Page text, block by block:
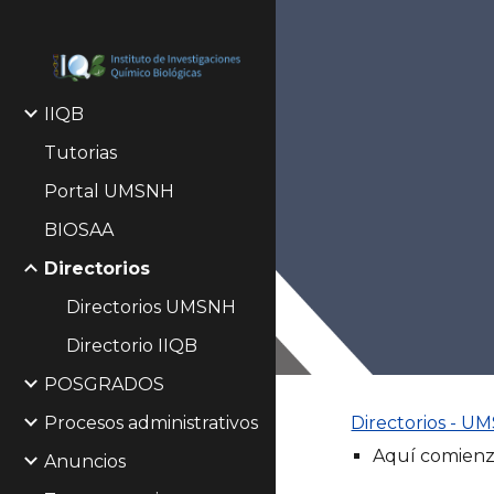
IIQB
Tutorias
Portal UMSNH
BIOSAA
Directorios
Directorios UMSNH
Directorio IIQB
POSGRADOS
Procesos administrativos
Anuncios
Directorios -
Aquí